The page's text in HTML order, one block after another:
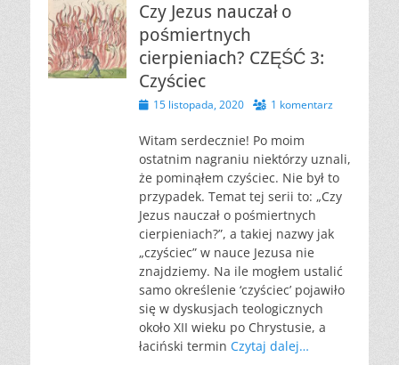
Czy Jezus nauczał o
pośmiertnych
cierpieniach? CZĘŚĆ 3:
Czyściec
Opublikowano
15 listopada, 2020 1 komentarz
Witam serdecznie! Po moim
ostatnim nagraniu niektórzy uznali,
że pominąłem czyściec. Nie był to
przypadek. Temat tej serii to: „Czy
Jezus nauczał o pośmiertnych
cierpieniach?”, a takiej nazwy jak
„czyściec” w nauce Jezusa nie
znajdziemy. Na ile mogłem ustalić
samo określenie ‘czyściec’ pojawiło
się w dyskusjach teologicznych
około XII wieku po Chrystusie, a
łaciński termin Czytaj dalej…